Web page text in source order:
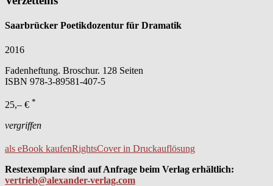
Saarbrücker Poetikdozentur für Dramatik
2016
Fadenheftung. Broschur. 128 Seiten
ISBN 978-3-89581-407-5
25,– € *
vergriffen
als eBook kaufenRightsCover in Druckauflösung
Restexemplare sind auf Anfrage beim Verlag erhältlich:
vertrieb@alexander-verlag.com